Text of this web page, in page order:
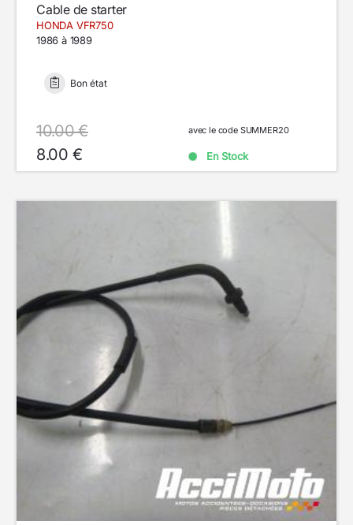
Cable de starter
HONDA VFR750
1986 à 1989
Bon état
10.00 €
8.00 €
avec le code SUMMER20
En Stock